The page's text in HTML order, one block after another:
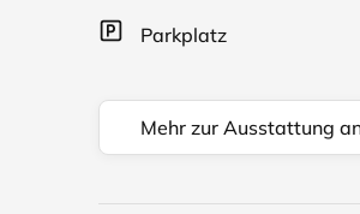
Parkplatz
Mehr zur Ausstattung